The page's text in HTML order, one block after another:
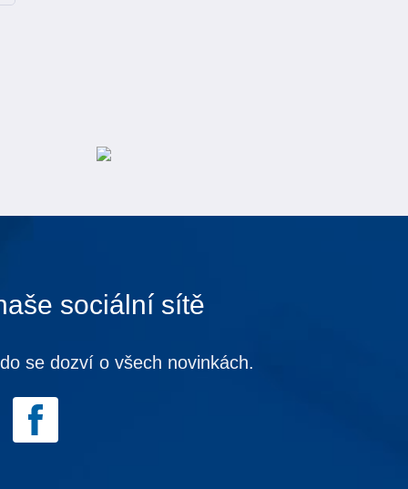
sociální sítě
se dozví o všech novinkách.